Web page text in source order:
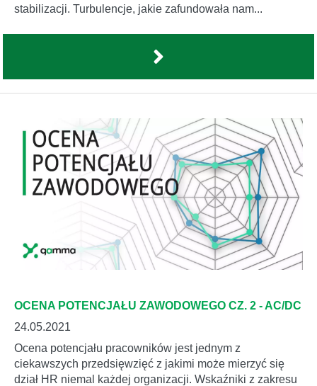
stabilizacji. Turbulencje, jakie zafundowała nam...
OCENA POTENCJAŁU ZAWODOWEGO CZ. 2 - AC/DC
24.05.2021
Ocena potencjału pracowników jest jednym z
ciekawszych przedsięwzięć z jakimi może mierzyć się
dział HR niemal każdej organizacji. Wskaźniki z zakresu